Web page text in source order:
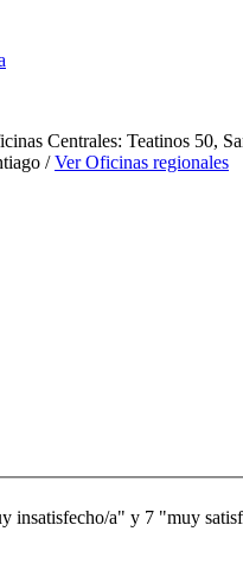
Centrales: Teatinos 50,
/Ver Oficinas regionales
insatisfecho/a" y 7 "muy